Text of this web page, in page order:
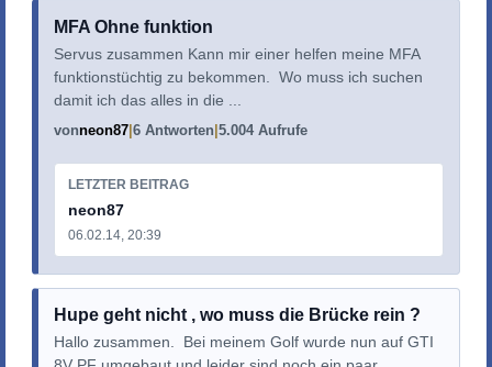
MFA Ohne funktion
Servus zusammen Kann mir einer helfen meine MFA
funktionstüchtig zu bekommen. Wo muss ich suchen
damit ich das alles in die ...
vonneon87 6 Antworten 5.004 Aufrufe
LETZTER BEITRAG
neon87
06.02.14, 20:39
Hupe geht nicht , wo muss die Brücke rein ?
Hallo zusammen. Bei meinem Golf wurde nun auf GTI